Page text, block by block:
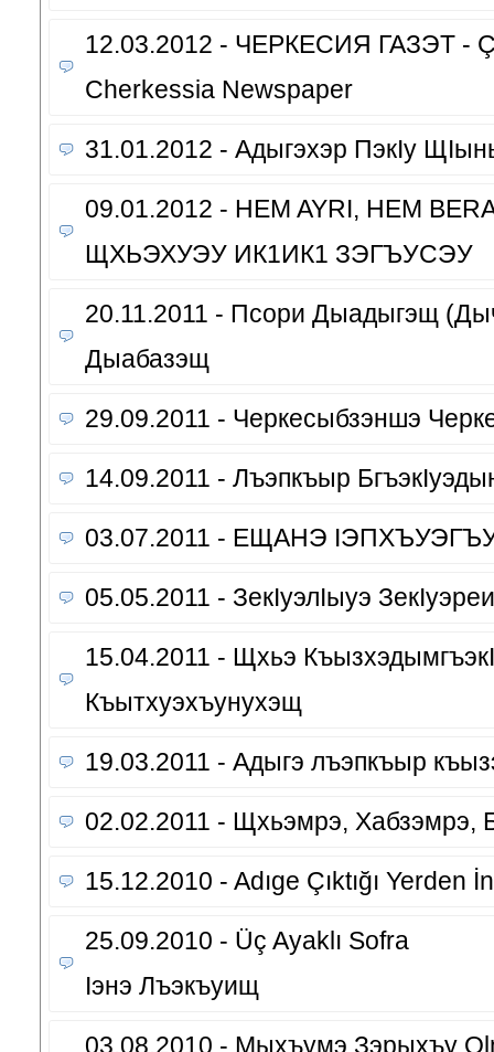
12.03.2012 - ЧЕРКЕСИЯ ГАЗЭТ -
Cherkessia Newspaper
31.01.2012 - Адыгэхэр ПэкIу
09.01.2012 - HEM AYRI, HEM
ЩХЬЭХУЭУ ИК1ИК1 ЗЭГЪУСЭУ
20.11.2011 - Псори Дыадыгэщ
Дыабазэщ
29.09.2011 - Черкесыбзэншэ
14.09.2011 - Лъэпкъыр
03.07.2011 - ЕЩАНЭ
05.05.2011 - ЗекIуэлIыуэ
15.04.2011 - Щхьэ
Къытхуэхъунухэщ
19.03.2011 - Адыгэ лъэпкъыр
02.02.2011 - Щхьэмрэ, Хабзэмрэ,
15.12.2010 - Adıge Çıktığı Yerden
25.09.2010 - Üç Ayaklı Sofra
Iэнэ Лъэкъуищ
03.08.2010 - Мыхъумэ Зэрыхъу